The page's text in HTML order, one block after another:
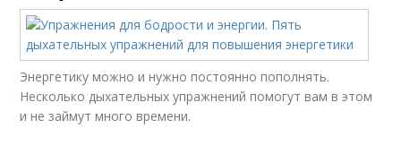
Энергетику можно и нужно постоянно пополнять.
Несколько дыхательных упражнений помогут вам в этом
и не займут много времени.